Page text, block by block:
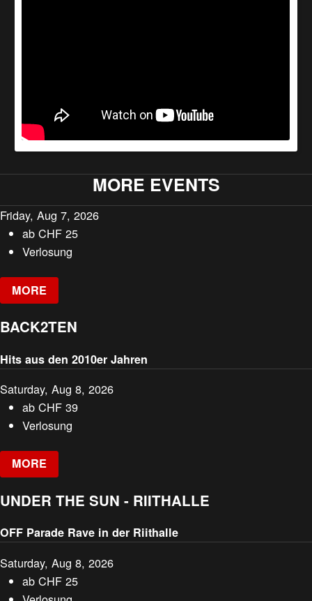
MORE EVENTS
Friday, Aug 7, 2026
abCHF 25
Verlosung
MORE
BACK2TEN
Hits aus den 2010er Jahren
Saturday, Aug 8, 2026
abCHF 39
Verlosung
MORE
UNDER THE SUN - RIITHALLE
OFF Parade Rave in der Riithalle
Saturday, Aug 8, 2026
abCHF 25